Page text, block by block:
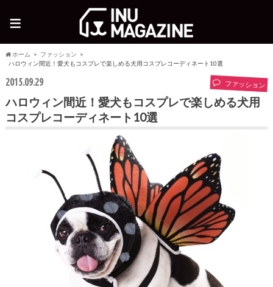
≡
ホーム
ファッション
ハロウィン間近！愛犬もコスプレで楽しめる犬用コスプレコーディネート10選
2015.09.29 ファッション
ハロウィン間近！愛犬もコスプレで楽しめる犬用
コスプレコーディネート10選